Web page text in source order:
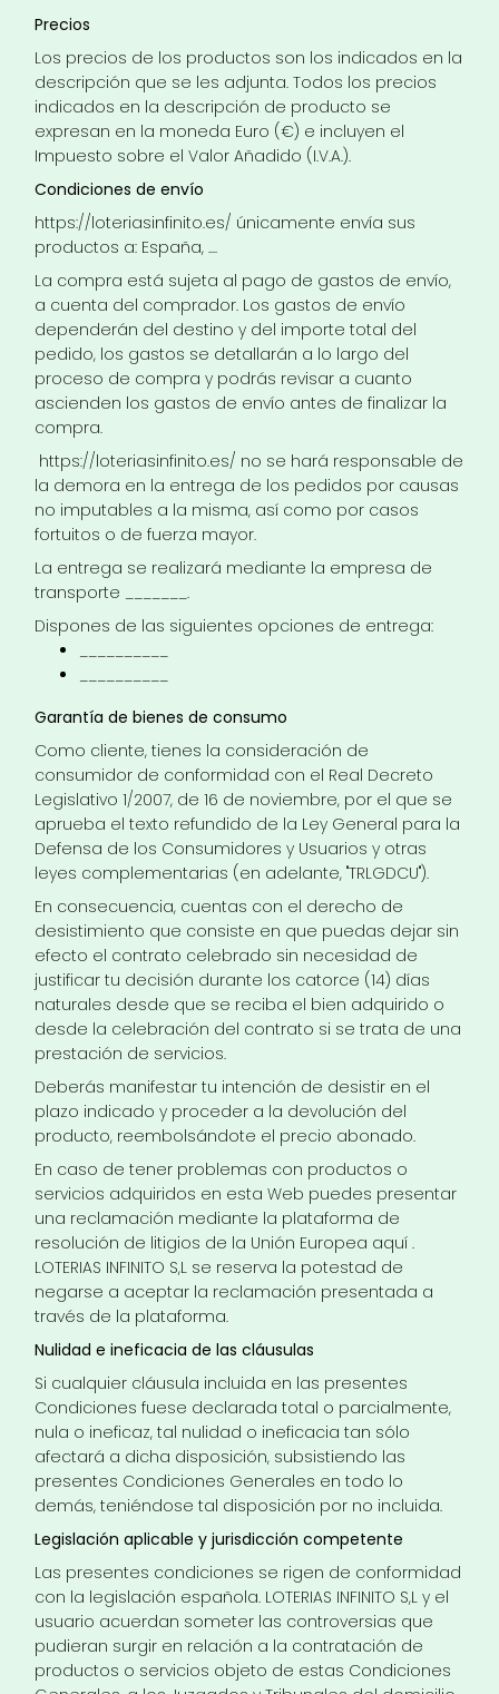
Precios
Los precios de los productos son los indicados en la
descripción que se les adjunta. Todos los precios
indicados en la descripción de producto se
expresan en la moneda Euro (€) e incluyen el
Impuesto sobre el Valor Añadido (I.V.A.).
Condiciones de envío
https://loteriasinfinito.es/ únicamente envía sus
productos a: España, ....
La compra está sujeta al pago de gastos de envío,
a cuenta del comprador. Los gastos de envío
dependerán del destino y del importe total del
pedido, los gastos se detallarán a lo largo del
proceso de compra y podrás revisar a cuanto
ascienden los gastos de envío antes de finalizar la
compra.
https://loteriasinfinito.es/ no se hará responsable de
la demora en la entrega de los pedidos por causas
no imputables a la misma, así como por casos
fortuitos o de fuerza mayor.
La entrega se realizará mediante la empresa de
transporte _______.
Dispones de las siguientes opciones de entrega:
Garantía de bienes de consumo
Como cliente, tienes la consideración de
consumidor de conformidad con el Real Decreto
Legislativo 1/2007, de 16 de noviembre, por el que se
aprueba el texto refundido de la Ley General para la
Defensa de los Consumidores y Usuarios y otras
leyes complementarias (en adelante, "TRLGDCU").
En consecuencia, cuentas con el derecho de
desistimiento que consiste en que puedas dejar sin
efecto el contrato celebrado sin necesidad de
justificar tu decisión durante los catorce (14) días
naturales desde que se reciba el bien adquirido o
desde la celebración del contrato si se trata de una
prestación de servicios.
Deberás manifestar tu intención de desistir en el
plazo indicado y proceder a la devolución del
producto, reembolsándote el precio abonado.
En caso de tener problemas con productos o
servicios adquiridos en esta Web puedes presentar
una reclamación mediante la plataforma de
resolución de litigios de la Unión Europea aquí .
LOTERIAS INFINITO S,L se reserva la potestad de
negarse a aceptar la reclamación presentada a
través de la plataforma.
Nulidad e ineficacia de las cláusulas
Si cualquier cláusula incluida en las presentes
Condiciones fuese declarada total o parcialmente,
nula o ineficaz, tal nulidad o ineficacia tan sólo
afectará a dicha disposición, subsistiendo las
presentes Condiciones Generales en todo lo
demás, teniéndose tal disposición por no incluida.
Legislación aplicable y jurisdicción competente
Las presentes condiciones se rigen de conformidad
con la legislación española. LOTERIAS INFINITO S,L y el
usuario acuerdan someter las controversias que
pudieran surgir en relación a la contratación de
productos o servicios objeto de estas Condiciones